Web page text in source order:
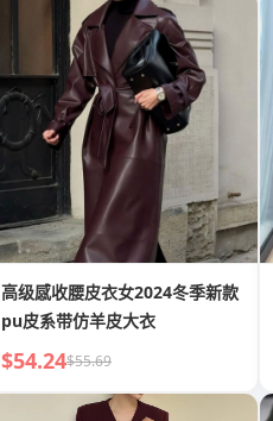
高级感收腰皮衣女2024冬季新款
pu皮系带仿羊皮大衣
$54.24$55.69